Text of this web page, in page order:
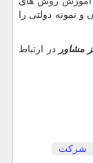
نمونه دولتی را
مشاور در ارتباط
شركت